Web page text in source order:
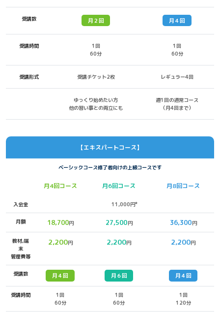
受講数 月２回 月４回
受講時間
1回
60分
1回
60分
受講形式 受講チケット2枚 レギュラー4回
ゆっくり始めたい方
他の習い事との両立にも
週1回の通常コース
（月4回まで）
【エキスパートコース】
ベーシックコース修了者向けの上級コースです
月4回コース 月6回コース 月8回コース
入会金 11,000円*
月額 18,700円 27,500円 36,300円
教材,端
末
管理費等
2,200円 2,200円 2,200円
受講数 月４回 月６回 月４回
受講時間
1回
60分
1回
60分
1回
120分